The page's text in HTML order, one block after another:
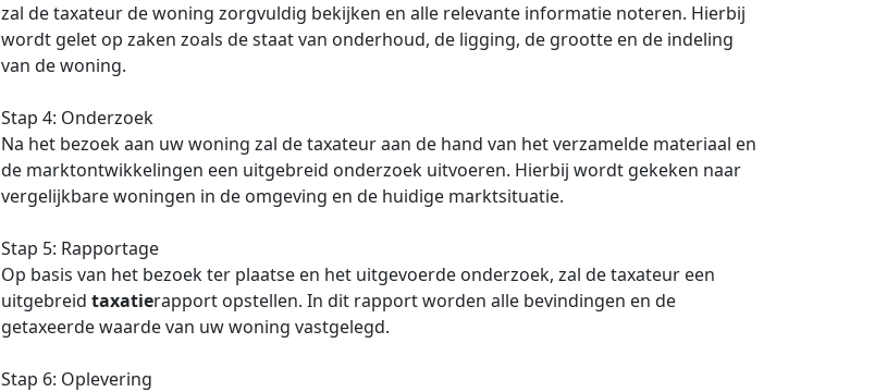
zal de taxateur de woning zorgvuldig bekijken en alle relevante informatie noteren. Hierbij
wordt gelet op zaken zoals de staat van onderhoud, de ligging, de grootte en de indeling
van de woning.
Stap 4: Onderzoek
Na het bezoek aan uw woning zal de taxateur aan de hand van het verzamelde materiaal en
de marktontwikkelingen een uitgebreid onderzoek uitvoeren. Hierbij wordt gekeken naar
vergelijkbare woningen in de omgeving en de huidige marktsituatie.
Stap 5: Rapportage
Op basis van het bezoek ter plaatse en het uitgevoerde onderzoek, zal de taxateur een
uitgebreid taxatierapport opstellen. In dit rapport worden alle bevindingen en de
getaxeerde waarde van uw woning vastgelegd.
Stap 6: Oplevering